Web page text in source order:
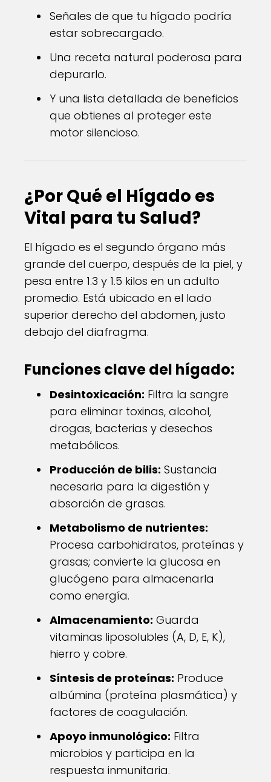
Señales de que tu hígado podría
estar sobrecargado.
Una receta natural poderosa para
depurarlo.
Y una lista detallada de beneficios
que obtienes al proteger este
motor silencioso.
¿Por Qué el Hígado es
Vital para tu Salud?
El hígado es el segundo órgano más
grande del cuerpo, después de la piel, y
pesa entre 1.3 y 1.5 kilos en un adulto
promedio. Está ubicado en el lado
superior derecho del abdomen, justo
debajo del diafragma.
Funciones clave del hígado:
Desintoxicación: Filtra la sangre
para eliminar toxinas, alcohol,
drogas, bacterias y desechos
metabólicos.
Producción de bilis: Sustancia
necesaria para la digestión y
absorción de grasas.
Metabolismo de nutrientes:
Procesa carbohidratos, proteínas y
grasas; convierte la glucosa en
glucógeno para almacenarla
como energía.
Almacenamiento: Guarda
vitaminas liposolubles (A, D, E, K),
hierro y cobre.
Síntesis de proteínas: Produce
albúmina (proteína plasmática) y
factores de coagulación.
Apoyo inmunológico: Filtra
microbios y participa en la
respuesta inmunitaria.